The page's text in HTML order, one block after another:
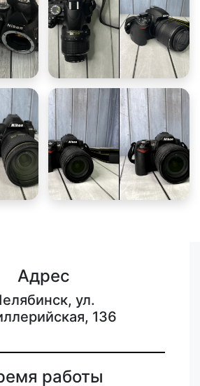
Адрес
ул.
136
работы